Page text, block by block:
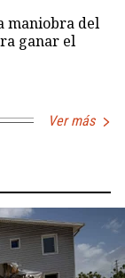
maniobra del
ganar el
Ver más